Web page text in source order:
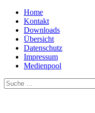
Home
Kontakt
Downloads
Übersicht
Datenschutz
Impressum
Medienpool